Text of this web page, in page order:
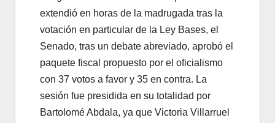
extendió en horas de la madrugada tras la
votación en particular de la Ley Bases, el
Senado, tras un debate abreviado, aprobó el
paquete fiscal propuesto por el oficialismo
con 37 votos a favor y 35 en contra. La
sesión fue presidida en su totalidad por
Bartolomé Abdala, ya que Victoria Villarruel